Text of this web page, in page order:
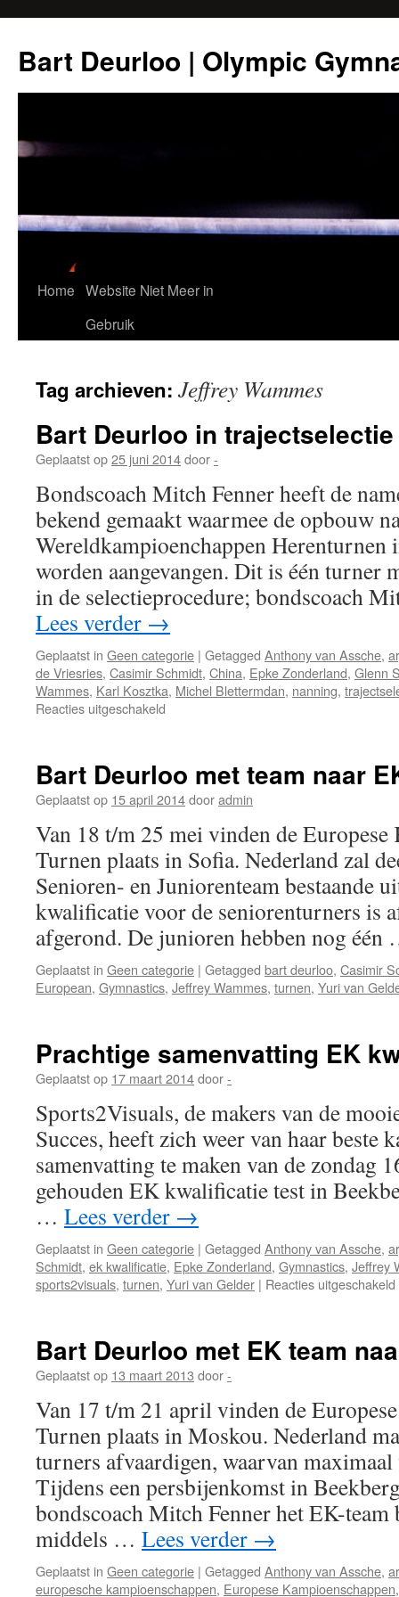
de
inhoud
Bart Deurloo | Olympic
Home Website Niet Meer in
Gebruik
Tag archieven: Jeffrey Wammes
Bart Deurloo in
Geplaatst op25 juni 2014door-
Bondscoach Mitch Fenner heeft de
bekend gemaakt waarmee de opbouw
Wereldkampioenchappen
worden aangevangen. Dit is één turner
in de selectieprocedure; bondscoach
Lees verder →
Geplaatst in Geen categorie | Getagged Anthony van Assche,
de Vriesries, Casimir Schmidt, China, Epke Zonderland, Glenn
Wammes, Karl Kosztka, Michel Blettermdan, nanning,
Reacties uitgeschakeld
trajectselectie
WK
Bart Deurloo met team naar
Geplaatst op 15 april 2014dooradmin
Van 18 t/m 25 mei vinden de Europese
Turnen plaats in Sofia. Nederland zal
Senioren- en Juniorenteam bestaande
kwalificatie voor de seniorenturners is
afgerond. De junioren hebben nog
Geplaatst in Geen categorie | Getagged bart deurloo, Casimir
European, Gymnastics, Jeffrey Wammes, turnen, Yuri van
Prachtige samenvatting EK
Geplaatst op 17 maart 2014door-
Sports2Visuals, de makers van de
Succes, heeft zich weer van haar beste
samenvatting te maken van de zondag
gehouden EK kwalificatie test in
… Lees verder →
Geplaatst in Geen categorie | Getagged Anthony van Assche,
Schmidt, ek kwalificatie, Epke Zonderland, Gymnastics, Jeffrey
sports2visuals, turnen, Yuri van Gelder | Reacties uitgeschakeld
Bart Deurloo met EK team
Geplaatst op 13 maart 2013 door-
Van 17 t/m 21 april vinden de
Turnen plaats in Moskou. Nederland
turners afvaardigen, waarvan
Tijdens een persbijenkomst in
bondscoach Mitch Fenner het EK-team
middels … Lees verder →
Geplaatst in Geen categorie | Getagged Anthony van Assche,
europesche kampioenschappen, Europese Kampioenschappen